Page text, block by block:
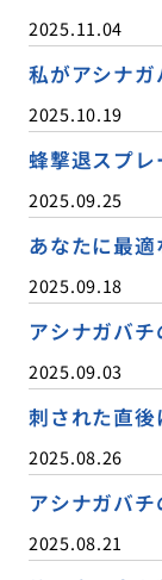
2025.11.04
私がアシナ
2025.10.19
蜂撃退スプ
2025.09.25
あなたに最
2025.09.18
アシナガバ
2025.09.03
刺された直
2025.08.26
アシナガバ
2025.08.21